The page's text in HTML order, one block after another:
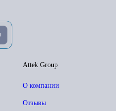
Attek Group
О компании
Отзывы